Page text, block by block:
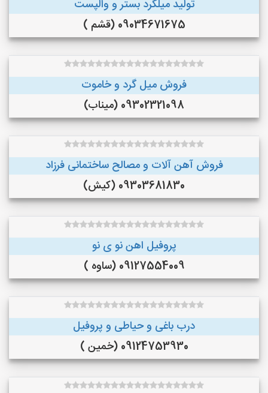
تولید میلگرد بستر و والپست
09034671675 (قشم )
فروش میل گرد و خاموت
09302321098 (میناب)
فروش آهن آلات و مصالح ساختمانی فرزاد
09303681830 (کیش)
پروفیل اهن نو ی نو
09127554009 (ساوه )
درب باغی و حیاطی و پروفیل
09124753930 (خمین )